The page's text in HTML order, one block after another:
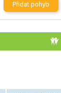
Přidat pohyb